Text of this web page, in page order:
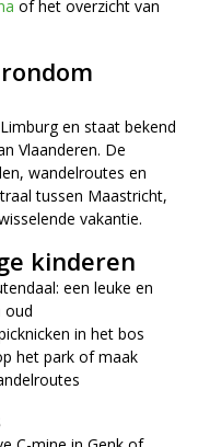
of het overzicht van
en staat bekend
Vlaanderen. De
wandelroutes en
tussen Maastricht,
vakantie.
kinderen
een leuke en
oud
in het bos
het park of maak